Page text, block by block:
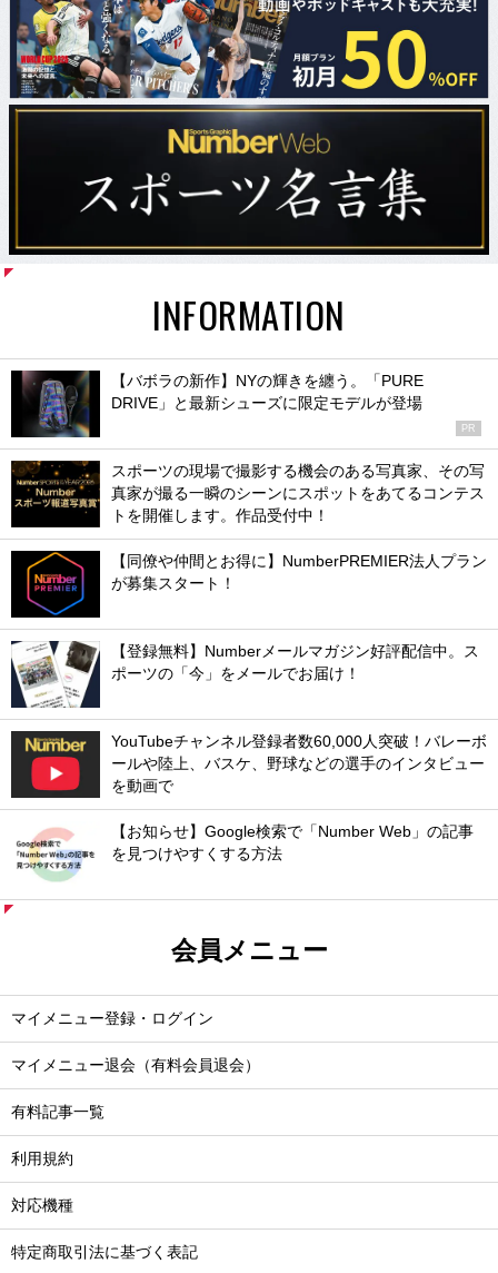
INFORMATION
【バボラの新作】NYの輝きを纏う。「PURE
DRIVE」と最新シューズに限定モデルが登場
PR
スポーツの現場で撮影する機会のある写真家、その写
真家が撮る一瞬のシーンにスポットをあてるコンテス
トを開催します。作品受付中！
【同僚や仲間とお得に】NumberPREMIER法人プラン
が募集スタート！
【登録無料】Numberメールマガジン好評配信中。ス
ポーツの「今」をメールでお届け！
YouTubeチャンネル登録者数60,000人突破！バレーボ
ールや陸上、バスケ、野球などの選手のインタビュー
を動画で
【お知らせ】Google検索で「Number Web」の記事
を見つけやすくする方法
会員メニュー
マイメニュー登録・ログイン
マイメニュー退会（有料会員退会）
有料記事一覧
利用規約
対応機種
特定商取引法に基づく表記